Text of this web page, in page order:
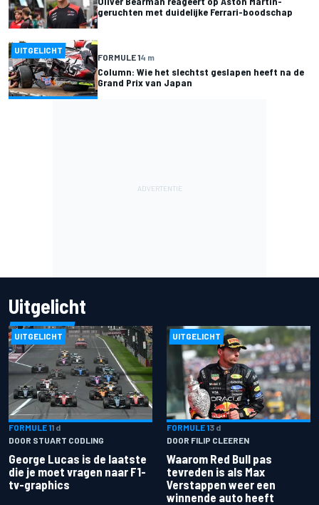
geruchten met duidelijke Ferrari-boodschap
UITGELICHT
FORMULE 14 m
Column: Wie het slechtst geslapen heeft na de
Grand Prix van Japan
Uitgelicht
UITGELICHT
FORMULE 11 d
DOOR STUART CODLING
George Lucas is de laatste
die je moet vragen naar F1-
tv-graphics
UITGELICHT
FORMULE 13 d
DOOR FILIP CLEEREN
Waarom Red Bull pas
tevreden is als Max
Verstappen weer een
winnende auto heeft